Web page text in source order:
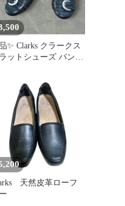
✨ Clarks クラークス
ットシューズ パンプ
天然皮革ローフ